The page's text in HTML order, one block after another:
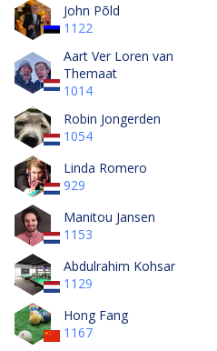
John Põld
1122
Aart Ver Loren van
Themaat
1014
Robin Jongerden
1054
Linda Romero
929
Manitou Jansen
1153
Abdulrahim Kohsar
1129
Hong Fang
1167